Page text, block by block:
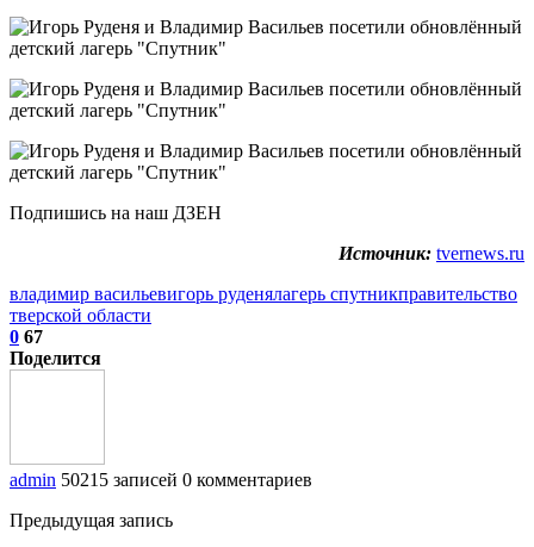
Подпишись на наш ДЗЕН
Источник: tvernews.ru
владимир васильевигорь руденялагерь спутникправительство
тверской области
0 67
Поделится
admin 50215 записей 0 комментариев
Предыдущая запись